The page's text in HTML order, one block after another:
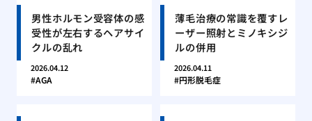
男性ホルモン受容体の感
受性が左右するヘアサイ
クルの乱れ
2026.04.12
AGA
薄毛治療の常識を覆すレ
ーザー照射とミノキシジ
ルの併用
2026.04.11
円形脱毛症